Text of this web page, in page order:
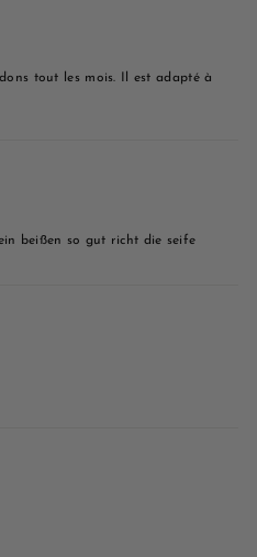
tout les mois. Il est adapté à
beißen so gut richt die seife